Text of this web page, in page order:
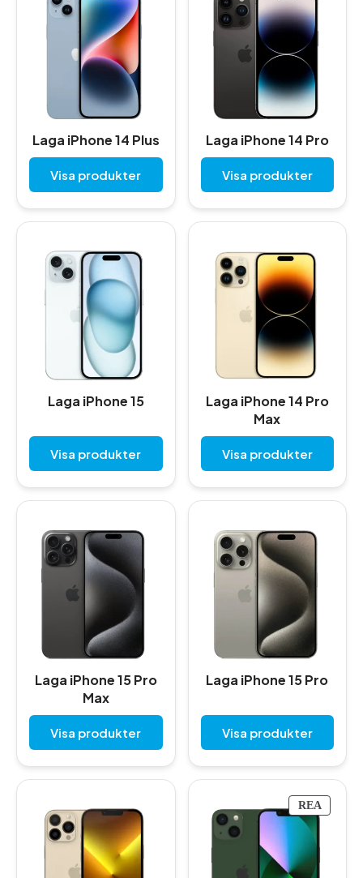
Laga iPhone 14 Plus
Visa produkter
Laga iPhone 14 Pro
Visa produkter
Laga iPhone 15
Visa produkter
Laga iPhone 14 Pro
Max
Visa produkter
Laga iPhone 15 Pro
Max
Visa produkter
Laga iPhone 15 Pro
Visa produkter
REAP
R